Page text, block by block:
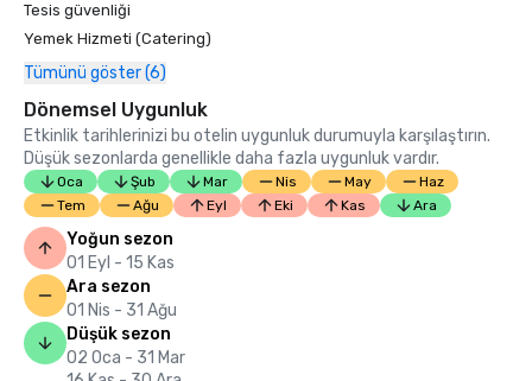
Tesis güvenliği
Yemek Hizmeti (Catering)
Tümünü göster (6)
Dönemsel Uygunluk
Etkinlik tarihlerinizi bu otelin uygunluk durumuyla karşılaştırın.
Düşük sezonlarda genellikle daha fazla uygunluk vardır.
Oca Şub Mar Nis May
Haz
Tem
Ağu Eyl Eki Kas Ara
Yoğun sezon
01 Eyl - 15 Kas
Ara sezon
01 Nis - 31 Ağu
Düşük sezon
02 Oca - 31 Mar